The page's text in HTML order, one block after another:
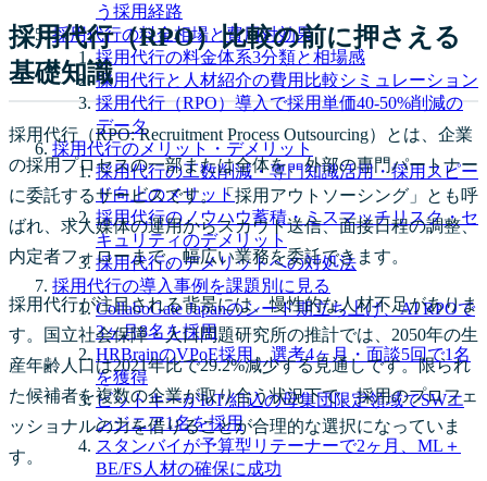
う採用経路
採用代行の料金相場と費用対効果
採用代行の料金体系3分類と相場感
採用代行と人材紹介の費用比較シミュレーション
採用代行（RPO）導入で採用単価40-50%削減の
データ
採用代行のメリット・デメリット
採用代行の工数削減・専門知識活用・採用スピー
ド向上のメリット
採用代行のノウハウ蓄積・ミスマッチリスク・セ
キュリティのデメリット
採用代行のデメリットへの対処法
採用代行の導入事例を課題別に見る
CollaboGate Japanのシード期立ち上げ、AI RPOで
3ヶ月8名を採用
HRBrainのVPoE採用、選考4ヶ月・面談5回で1名
を獲得
ビットキーがIoT/組込の母集団限定領域でSWエ
ンジニア1名を採用
スタンバイが予算型リテーナーで2ヶ月、ML＋
BE/FS人材の確保に成功
採用代行（RPO）比較の前に押さえる
基礎知識
採用代行（RPO: Recruitment Process Outsourcing）とは、企業
の採用プロセスの一部または全体を、外部の専門パートナー
に委託するサービスです。「採用アウトソーシング」とも呼
ばれ、求人媒体の運用からスカウト送信、面接日程の調整、
内定者フォローまで、幅広い業務を委託できます。
採用代行が注目される背景には、慢性的な人材不足がありま
す。国立社会保障・人口問題研究所の推計では、2050年の生
産年齢人口は2021年比で29.2%減少する見通しです。限られ
た候補者を複数の企業が取り合う状況下で、採用のプロフェ
ッショナルの力を借りることが合理的な選択になっていま
す。